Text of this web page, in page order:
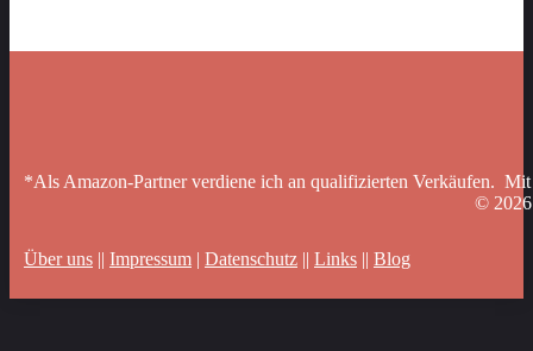
*Als Amazon-Partner verdiene ich an qualifizierten Verkäufen.
©
Über uns || Impressum | Datenschutz || Links || Blog